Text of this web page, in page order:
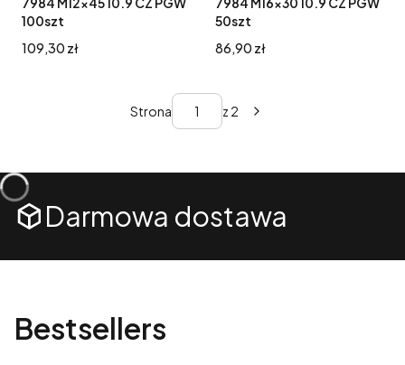
100szt
Cena
109,30 zł
50szt
Cena
86,90 zł
Strona z 2
Darmowa dostawa
Bestsellers